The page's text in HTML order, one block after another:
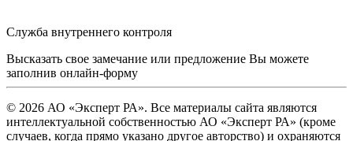
Служба внутреннего контроля
Высказать свое замечание или предложение Вы можете
заполнив онлайн-форму
© 2026 АО «Эксперт РА». Все материалы сайта являются
интеллектуальной собственностью АО «Эксперт РА» (кроме
случаев, когда прямо указано другое авторство) и охраняются